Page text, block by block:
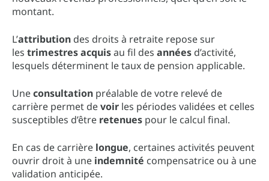
montant.
L’attribution des droits à retraite repose sur
les trimestres acquisau fil des années d’activité,
lesquels déterminent le taux de pension applicable.
Uneconsultation préalable de votre relevé de
carrière permet devoir les périodes validées et celles
susceptibles d’être retenues pour le calcul final.
En cas de carrière longue, certaines activités peuvent
ouvrir droit à une indemnité compensatrice ou à une
validation anticipée.